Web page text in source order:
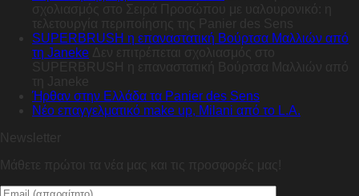
σχολιασμός
στο Σειρά Προσώπου με υαλουρονικό: η
τελετουργία περιποίησης της Panier des Sens
SUPERBRUSH η επαναστατική Βούρτσα Μαλλιών από
τη Janeke Δεν επιτρέπεται σχολιασμός
SUPERBRUSH η επαναστατική Βούρτσα Μαλλιών από
τη Janeke
Ήρθαν στην Ελλάδα τα Panier des Sens
Nέο επαγγελματικό make up, Milani από το L.A.
Newsletter
Μάθετε πρώτοι τα νέα μας και τις προσφορές μας!